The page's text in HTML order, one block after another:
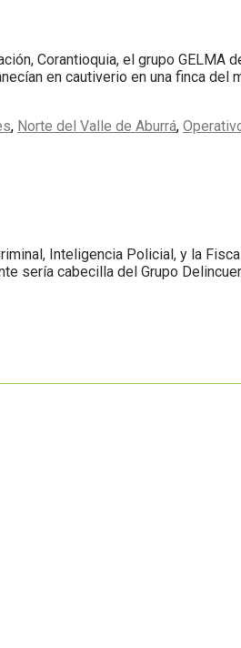
Corantioquia, el grupo
en cautiverio en una finca
, Norte del Valle de Aburrá,
Inteligencia Policial, y la
sería cabecilla del Grupo